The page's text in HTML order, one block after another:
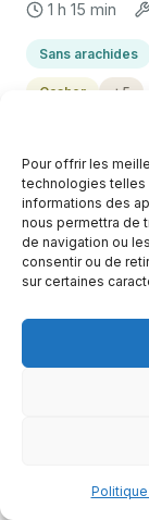
Pour offrir les
technologies telles
informations des
nous permettra de
de navigation ou
consentir ou de
sur certaines
1 h 15 min
Sans arachides
Casher +5